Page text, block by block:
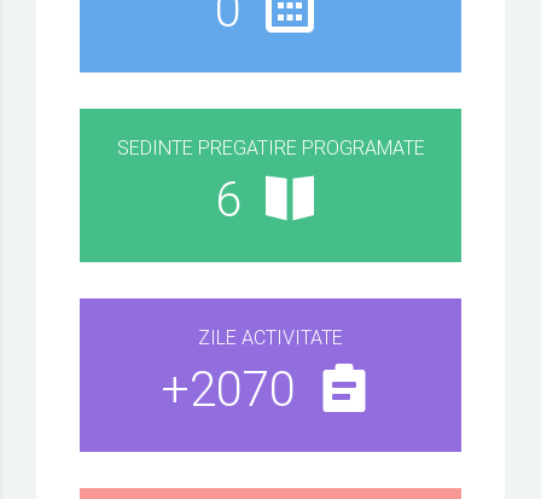
SEDINTE PREGATIRE PROGRAMATE
6
ZILE ACTIVITATE
+2070